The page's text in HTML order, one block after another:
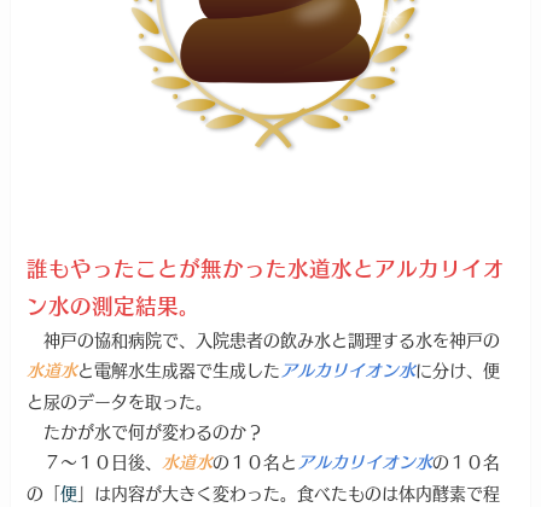
誰もやったことが無かった水道水とアルカリイオ
ン水の測定結果。
神戸の協和病院で、入院患者の飲み水と調理する水を神戸の
水道水と電解水生成器で生成したアルカリイオン水に分け、便
と尿のデータを取った。
たかが水で何が変わるのか？
７～１０日後、水道水の１０名と アルカリイオン水の１０名
の「便」は内容が大きく変わった。食べたものは体内酵素で程